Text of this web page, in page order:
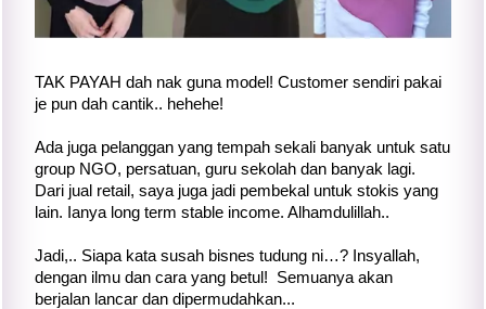
TAK PAYAH dah nak guna model! Customer sendiri pakai
je pun dah cantik.. hehehe!
Ada juga pelanggan yang tempah sekali banyak untuk satu
group NGO, persatuan, guru sekolah dan banyak lagi.
Dari jual retail, saya juga jadi pembekal untuk stokis yang
lain. Ianya long term stable income. Alhamdulillah..
Jadi,.. Siapa kata susah bisnes tudung ni…? Insyallah,
dengan ilmu dan cara yang betul! Semuanya akan
berjalan lancar dan dipermudahkan...